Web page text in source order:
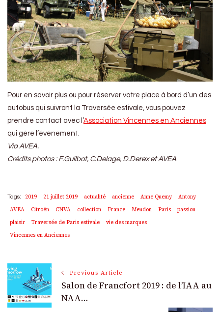
Pour en savoir plus ou pour réserver votre place à bord d’un des
autobus qui suivront la Traversée estivale, vous pouvez
prendre contact avec l’Association Vincennes en Anciennes
qui gère l’événement.
Via AVEA.
Crédits photos : F.Guilbot, C.Delage, D.Derex et AVEA
Tags: 2019 21 juillet 2019 actualité ancienne Anne Quemy
Antony
AVEA
Citroën CNVA collection France Meudon Paris
passion
plaisir
Traversée de Paris estivale
vie des marques
Vincennes en Anciennes
Post
Navigation
Previous Article
Salon de Francfort 2019 : de l’IAA au
NAA…